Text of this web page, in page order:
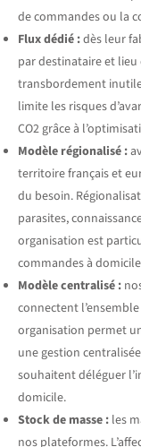
de commandes ou la
Flux dédié :dès leur
par destinataire et lieu
transbordement
limite les risques
CO2 grâce à
Modèle régionalisé :
territoire français et
du besoin.
parasites,
organisation est
commandes à
Modèle centralisé :
connectent
organisation permet
une gestion
souhaitent déléguer
domicile.
Stock de masse : les
nos plateformes.